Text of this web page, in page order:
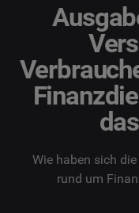
Wie haben sich
rund um